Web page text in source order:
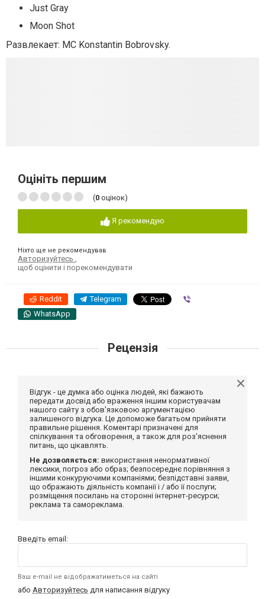
Just Gray
Moon Shot
Развлекает: MC Konstantin Bobrovsky.
Оцініть першим
(0 оцінок)
Я рекомендую
Ніхто ще не рекомендував
Авторизуйтесь
щоб оцінити і порекомендувати
Reddit Telegram
WhatsApp
Рецензія
Відгук - це думка або оцінка людей, які бажають
передати досвід або враження іншим користувачам
нашого сайту з обов'язковою аргументацією
залишеного відгука. Це допоможе багатьом прийняти
правильне рішення. Коментарі призначені для
спілкування та обговорення, а також для роз'яснення
питань, що цікавлять.
Не дозволяється: використання ненормативної
лексики, погроз або образ; безпосереднє порівняння з
іншими конкуруючими компаніями; безпідставні заяви,
що ображають діяльність компанії і / або її послуги;
розміщення посилань на сторонні інтернет-ресурси;
реклама та самореклама.
Введіть email:
Ваш e-mail не відображатиметься на сайті
або Авторизуйтесь для написання відгуку